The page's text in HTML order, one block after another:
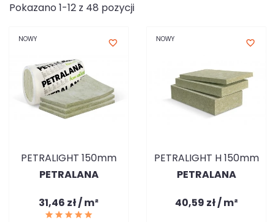
Pokazano 1-12 z 48 pozycji
NOWY favorite_border
PETRALIGHT 150mm
PETRALANA
31,46 zł / m²
NOWY favorite_border
PETRALIGHT H 150mm
PETRALANA
40,59 zł / m²